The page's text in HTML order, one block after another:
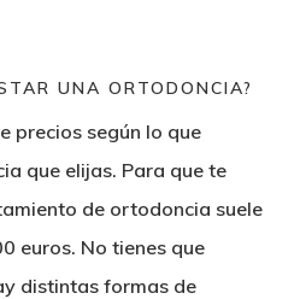
UNA ORTODONCIA?
precios según lo que
que elijas. Para que te
de ortodoncia suele
euros. No tienes que
distintas formas de